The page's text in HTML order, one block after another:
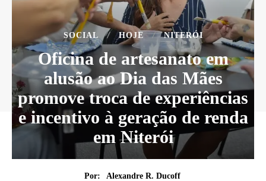
SOCIAL HOJE NITERÓI
Oficina de artesanato em
alusão ao Dia das Mães
promove troca de experiências
e incentivo à geração de renda
em Niterói
Por:
Alexandre R. Ducoff